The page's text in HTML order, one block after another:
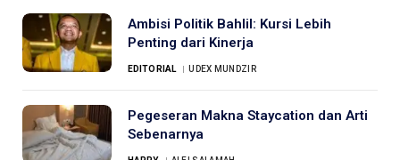
Ambisi Politik Bahlil: Kursi Lebih
Penting dari Kinerja
EDITORIAL UDEX MUNDZIR
Pegeseran Makna Staycation dan Arti
Sebenarnya